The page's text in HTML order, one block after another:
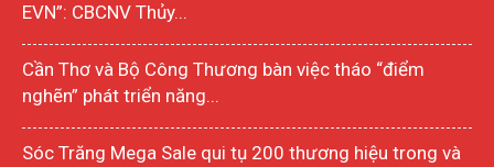
EVN”: CBCNV Thủy...
Cần Thơ và Bộ Công Thương bàn việc tháo “điểm
nghẽn” phát triển năng...
Sóc Trăng Mega Sale qui tụ 200 thương hiệu trong và